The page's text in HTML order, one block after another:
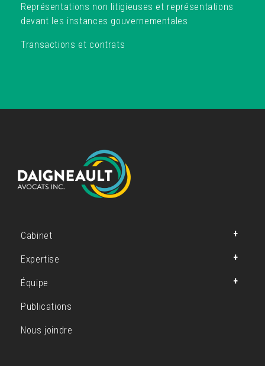
Représentations non litigieuses et représentations
devant les instances gouvernementales
Transactions et contrats
Cabinet
Expertise
Équipe
Publications
Nous joindre